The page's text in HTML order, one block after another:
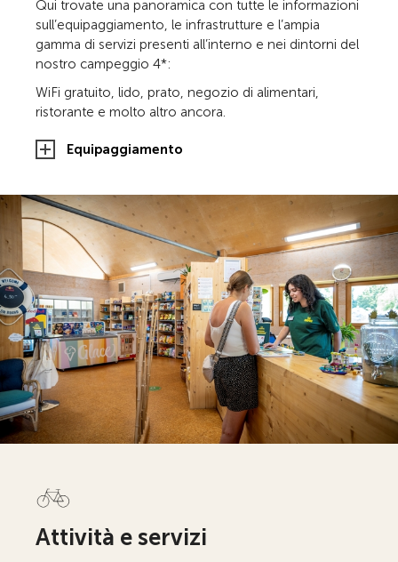
Qui trovate una panoramica con tutte le informazioni
sull’equipaggiamento, le infrastrutture e l’ampia
gamma di servizi presenti all’interno e nei dintorni del
nostro campeggio 4*:
WiFi gratuito, lido, prato, negozio di alimentari,
ristorante e molto altro ancora.
Equipaggiamento
Attività e servizi